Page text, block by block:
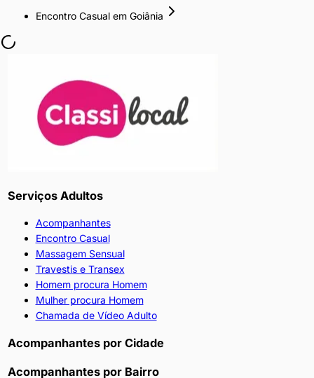
Encontro Casualem Goiânia
Serviços Adultos
Acompanhantes
Encontro Casual
Massagem Sensual
Travestis e Transex
Homem procura Homem
Mulher procura Homem
Chamada de Vídeo Adulto
Acompanhantes por Cidade
Acompanhantes por Bairro